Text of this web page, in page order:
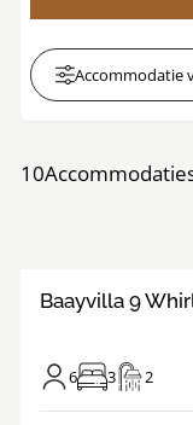
Accommodatie
10
Baayvilla 9
6 3 2